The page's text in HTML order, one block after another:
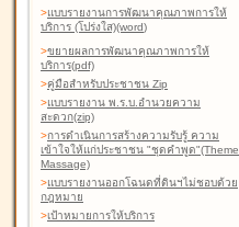
>แบบรายงานการพัฒนาคุณภาพการให้
บริการ (โปร่งใส)(word)
>ขยายผลการพัฒนาคุณภาพการให้
บริการ(pdf)
>คู่มือสำหรับประชาชน Zip
>แบบรายงาน พ.ร.บ.อำนวยความ
สะดวก(zip)
>การดำเนินการสร้างความรับรู้ ความ
เข้าใจให้แก่ประชาชน "ชุดคำพูด"(Theme
Massage)
>แบบรายงานออกโฉนดที่ดินฯไม่ชอบด้วย
กฎหมาย
>เป้าหมายการให้บริการ